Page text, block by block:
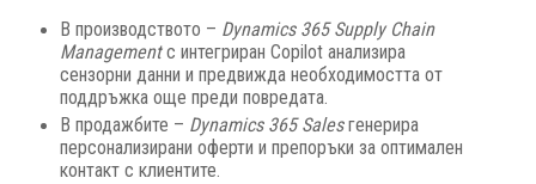
В производството – Dynamics 365 Supply Chain
Managementс интегриран Copilot анализира
сензорни данни и предвижда необходимостта от
поддръжка още преди повредата.
В продажбите – Dynamics 365 Salesгенерира
персонализирани оферти и препоръки за оптимален
контакт с клиентите.